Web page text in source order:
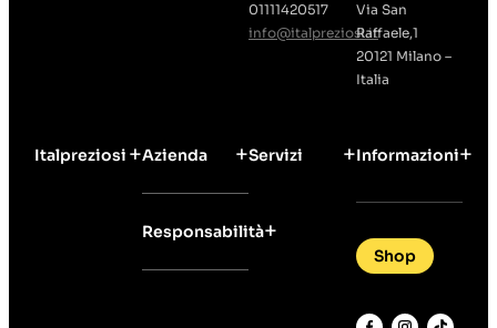
01111420517
info@italpreziosi.it
Via San
Raffaele,1
20121 Milano –
Italia
Italpreziosi Azienda
Responsabilità
Servizi Informazioni
Shop